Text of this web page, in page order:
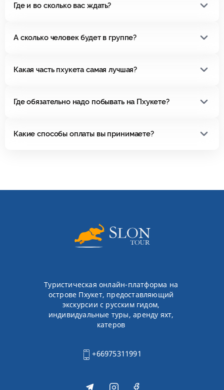
Где и во сколько вас ждать?
А сколько человек будет в группе?
Какая часть пхукета самая лучшая?
Где обязательно надо побывать на Пхукете?
Какие способы оплаты вы принимаете?
Туристическая онлайн-платформа на
острове Пхукет, предоставляющий
экскурсии с русским гидом,
индивидуальные туры, аренду яхт,
катеров
+66975311991